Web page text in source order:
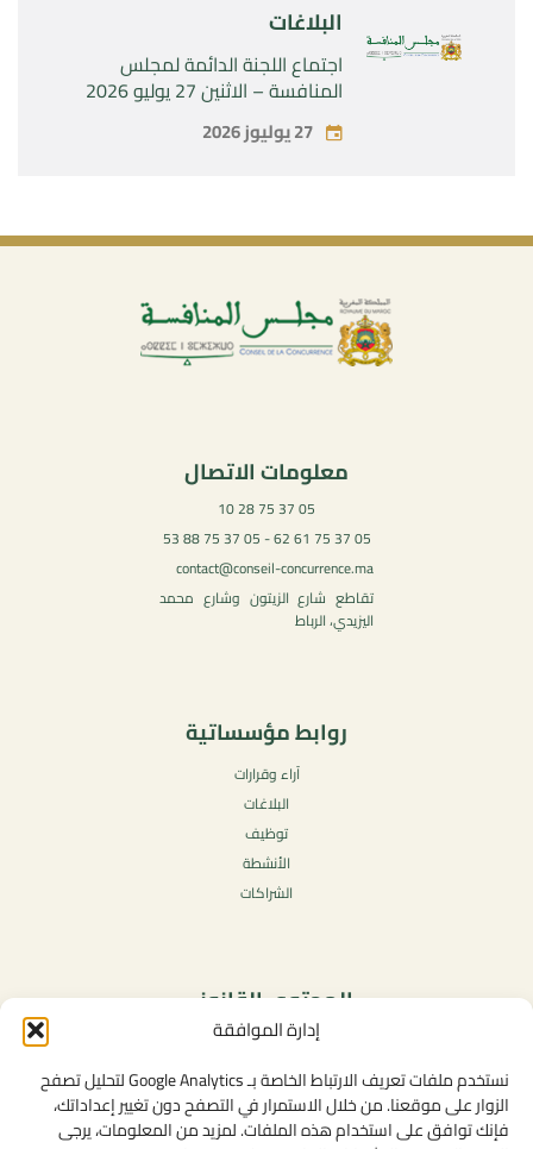
إدارة الموافقة
نستخدم ملفات تعريف الارتباط الخاصة بـ Google Analytics لتحليل تصفح
الزوار على موقعنا. من خلال الاستمرار في التصفح دون تغيير إعداداتك،
فإنك توافق على استخدام هذه الملفات. لمزيد من المعلومات، يرجى
البلاغات
اجتماع اللجنة الدائمة لمجلس
المنافسة – الاثنين 27 يوليو 2026
27 يوليوز 2026
معلومات الاتصال
05 37 75 28 10
05 37 75 61 62 - 05 37 75 88 53
contact@conseil-concurrence.ma
تقاطع شارع الزيتون وشارع محمد
اليزيدي، الرباط
روابط مؤسساتية
آراء وقرارات
البلاغات
توظيف
الأنشطة
الشراكات
المحتوى القانوني
سياسة الخصوصية
شروط الاستخدام العامة
الإشعارات القانونية
سياسة ملفات تعريف الارتباط (الكوكيز)